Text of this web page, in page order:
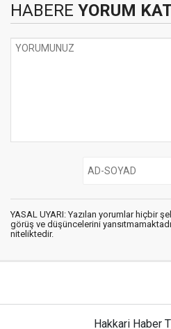
HABERE YORUM
YASAL UYARI: Yazılan yorumlar hiçbir
görüş ve düşüncelerini
niteliktedir.
Hakkari Haber